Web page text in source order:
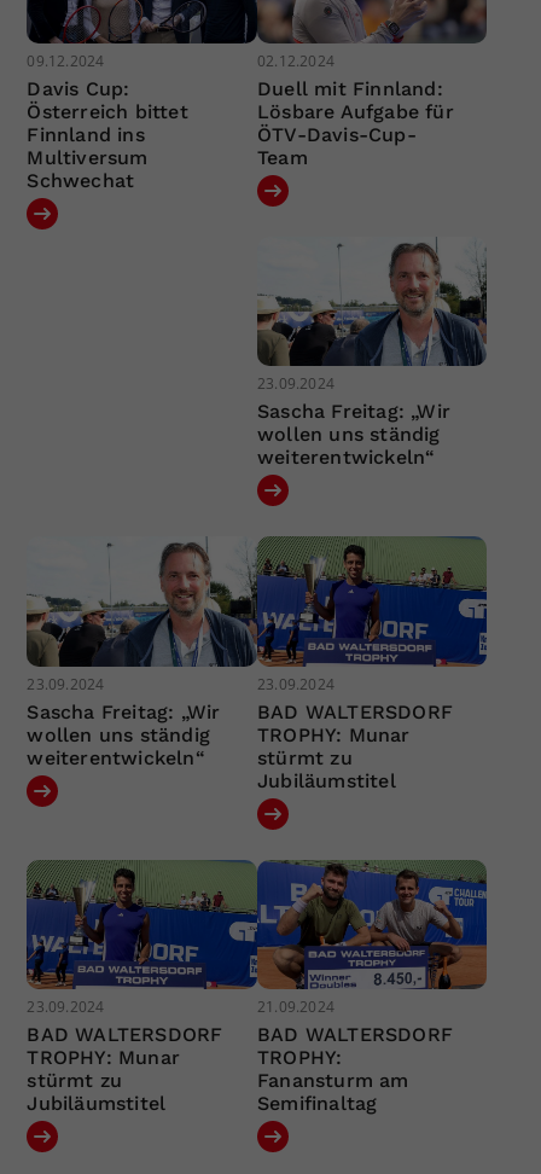
09.12.2024
Davis Cup:
Österreich bittet
Finnland ins
Multiversum
Schwechat
02.12.2024
Duell mit Finnland:
Lösbare Aufgabe für
ÖTV-Davis-Cup-
Team
23.09.2024
Sascha Freitag: „Wir
wollen uns ständig
weiterentwickeln“
23.09.2024
Sascha Freitag: „Wir
wollen uns ständig
weiterentwickeln“
23.09.2024
BAD WALTERSDORF
TROPHY: Munar
stürmt zu
Jubiläumstitel
23.09.2024
BAD WALTERSDORF
TROPHY: Munar
stürmt zu
Jubiläumstitel
21.09.2024
BAD WALTERSDORF
TROPHY:
Fanansturm am
Semifinaltag